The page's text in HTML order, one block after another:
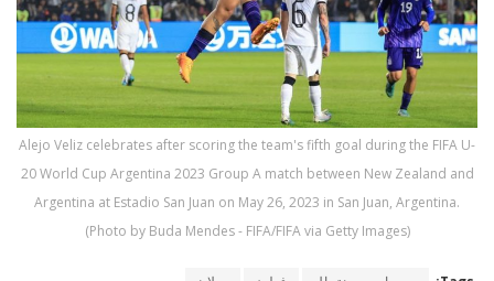
Alejo Veliz celebrates after scoring the team's fifth goal during the FIFA U-
20 World Cup Argentina 2023 Group A match between New Zealand and
Argentina at Estadio San Juan on May 26, 2023 in San Juan, Argentina.
(Photo by Buda Mendes - FIFA/FIFA via Getty Images)